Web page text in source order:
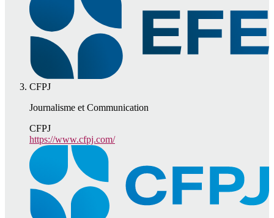
CFPJ
Journalisme et Communication
CFPJ
https://www.cfpj.com/